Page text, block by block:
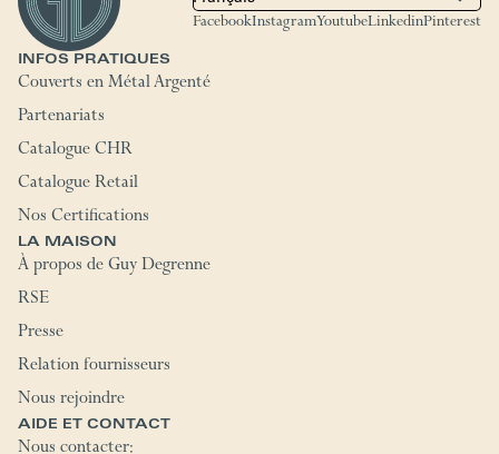
FacebookInstagramYoutubeLinkedinPinterest
INFOS PRATIQUES
Couverts en Métal Argenté
Partenariats
Catalogue CHR
Catalogue Retail
Nos Certifications
LA MAISON
À propos de Guy Degrenne
RSE
Presse
Relation fournisseurs
Nous rejoindre
AIDE ET CONTACT
Nous contacter: